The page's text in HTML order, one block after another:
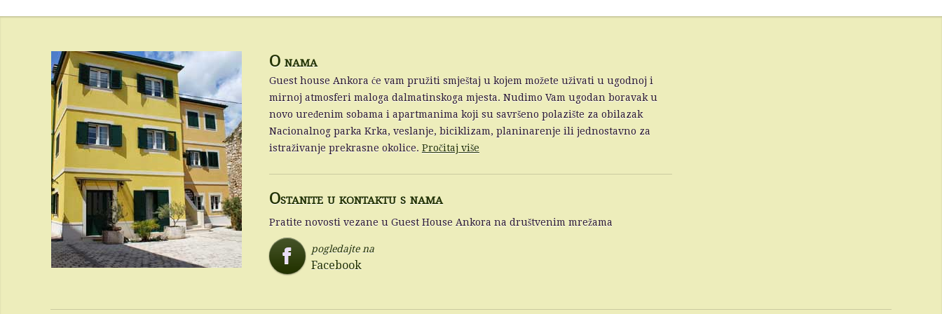
O nama
Guest house Ankora će vam pružiti smještaj u kojem možete uživati u ugodnoj i
mirnoj atmosferi maloga dalmatinskoga mjesta. Nudimo Vam ugodan boravak u
novo uređenim sobama i apartmanima koji su savršeno polazište za obilazak
Nacionalnog parka Krka, veslanje, biciklizam, planinarenje ili jednostavno za
istraživanje prekrasne okolice. Pročitaj više
Ostanite u kontaktu s nama
Pratite novosti vezane u Guest House Ankora na društvenim mrežama
F pogledajte na
Facebook